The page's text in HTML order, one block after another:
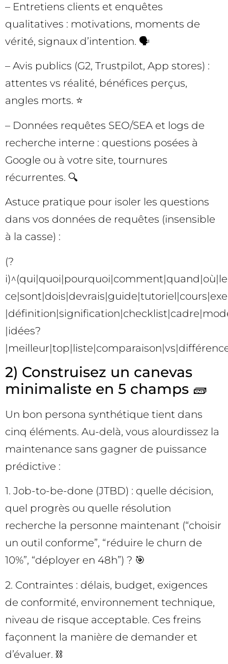
– Entretiens clients et enquêtes
qualitatives : motivations, moments de
vérité, signaux d’intention. 🗣️
– Avis publics (G2, Trustpilot, App stores) :
attentes vs réalité, bénéfices perçus,
angles morts. ⭐
– Données requêtes SEO/SEA et logs de
recherche interne : questions posées à
Google ou à votre site, tournures
récurrentes. 🔍
Astuce pratique pour isoler les questions
dans vos données de requêtes (insensible
à la casse) :
(?
|idées?
2) Construisez un canevas
minimaliste en 5 champs 🧱
Un bon persona synthétique tient dans
cinq éléments. Au-delà, vous alourdissez la
maintenance sans gagner de puissance
prédictive :
1. Job-to-be-done (JTBD) : quelle décision,
quel progrès ou quelle résolution
recherche la personne maintenant (“choisir
un outil conforme”, “réduire le churn de
10%”, “déployer en 48h”) ? 🎯
2. Contraintes : délais, budget, exigences
de conformité, environnement technique,
niveau de risque acceptable. Ces freins
façonnent la manière de demander et
d’évaluer. ⛓️